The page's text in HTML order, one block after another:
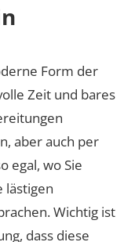
Form der
Zeit und bares
aber auch per
egal, wo Sie
lästigen
Wichtig ist
dass diese